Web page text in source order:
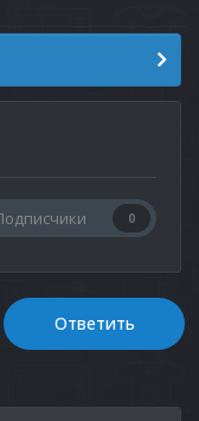
0
Ответить